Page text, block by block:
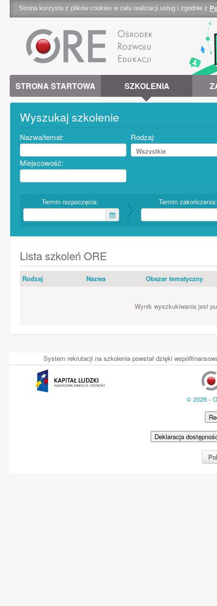
Strona korzysta z plików cookies w celu realizacji usług i zgodnie z
STRONA STARTOWA SZKOLENIA
Wyszukaj szkolenie
Nazwa/temat: Rodzaj:
Miejscowość:
Termin rozpoczęcia: Termin zakończenia:
Lista szkoleń ORE
Rodzaj Nazwa Obszar tematyczny
Wynik wyszkukiwania jest
System rekrutacji na szkolenia powstał dzięki
© 2026 -
Deklaracja